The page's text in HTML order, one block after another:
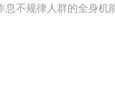
不规律人群的全身机